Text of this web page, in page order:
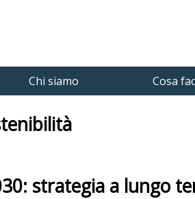
Chi siamo Cosa
strategia a lungo